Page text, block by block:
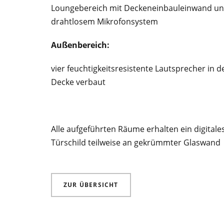
Loungebereich mit Deckeneinbauleinwand
drahtlosem Mikrofonsystem
Außenbereich:
vier feuchtigkeitsresistente Lautsprecher in
Decke verbaut
Alle aufgeführten Räume erhalten ein
Türschild teilweise an gekrümmter Glaswand
ZUR ÜBERSICHT